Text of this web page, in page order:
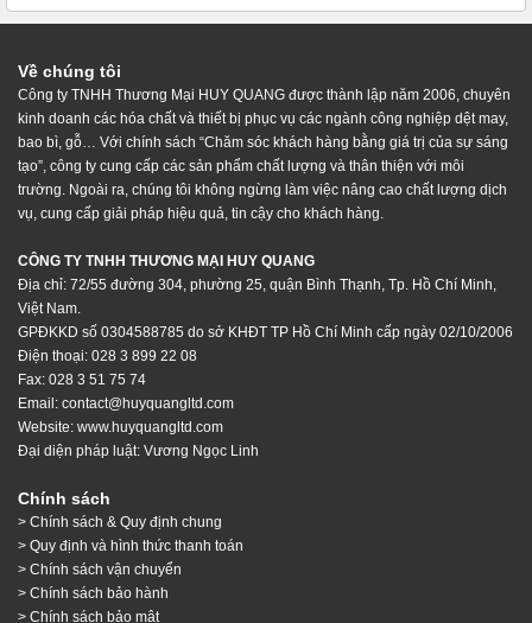
Về chúng tôi
Công ty TNHH Thương Mại HUY QUANG được thành lập năm 2006, chuyên
kinh doanh các hóa chất và thiết bị phục vụ các ngành công nghiệp dệt may,
bao bì, gỗ… Với chính sách “Chăm sóc khách hàng bằng giá trị của sự sáng
tạo”, công ty cung cấp các sản phẩm chất lượng và thân thiện với môi
trường. Ngoài ra, chúng tôi không ngừng làm việc nâng cao chất lượng dịch
vụ, cung cấp giải pháp hiệu quả, tin cậy cho khách hàng.
CÔNG TY TNHH THƯƠNG MẠI HUY QUANG
Địa chỉ: 72/55 đường 304, phường 25, quận Bình Thạnh, Tp. Hồ Chí Minh,
Việt Nam.
GPĐKKD số 0304588785 do sở KHĐT TP Hồ Chí Minh cấp ngày 02/10/2006
Điện thoại: 028 3 899 22 08
Fax: 028 3 51 75 74
Email: contact@huyquangltd.com
Website: www.huyquangltd.com
Đại diện pháp luật: Vương Ngọc Linh
Chính sách
> Chính sách & Quy định chung
> Quy định và hình thức thanh toán
> Chính sách vận chuyển
> Chính sách bảo hành
> Chính sách bảo mật